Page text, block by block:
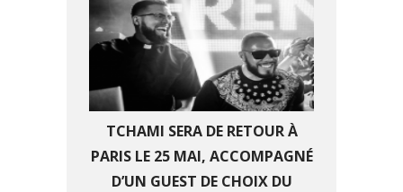
TCHAMI SERA DE RETOUR À
PARIS LE 25 MAI, ACCOMPAGNÉ
D’UN GUEST DE CHOIX DU